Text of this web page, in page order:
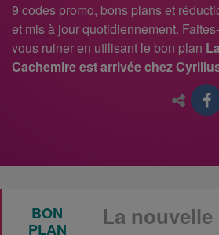
9 codes promo, bons plans et
et mis à jour quotidiennement.
vous ruiner en utilisant le bon plan
Cachemire est arrivée chez
BON
PLAN
La